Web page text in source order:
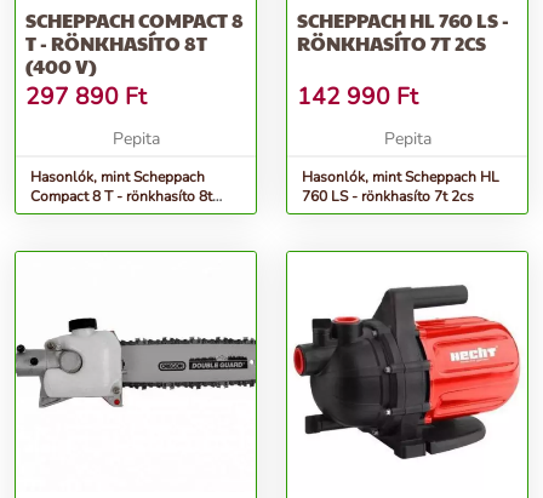
SCHEPPACH COMPACT 8
T - RÖNKHASÍTO 8T
(400 V)
297 890 Ft
Pepita
Hasonlók, mint Scheppach
Compact 8 T - rönkhasíto 8t
(400 V)
SCHEPPACH HL 760 LS -
RÖNKHASÍTO 7T 2CS
142 990 Ft
Pepita
Hasonlók, mint Scheppach HL
760 LS - rönkhasíto 7t 2cs